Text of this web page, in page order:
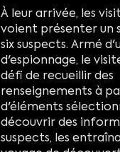
À leur arrivée, les
voient présenter un
six suspects. Armé
d'espionnage, le
défi de recueillir des
renseignements à
d'éléments
découvrir des
suspects, les